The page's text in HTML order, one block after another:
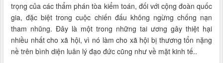
trọng của các thẩm phán tòa kiểm toán, đối với cộng đoàn quốc
gia, đặc biệt trong cuộc chiến đấu không ngừng chống nạn
tham nhũng. Đây là một trong những tai ương gây thiệt hại
nhiều nhất cho xã hội, vì nó làm cho xã hội bị thương tổn nặng
nề trên bình diện luân lý đạo đức cũng như về mặt kinh tế..